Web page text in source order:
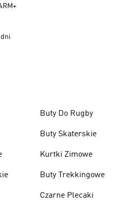
dni
Buty Do Rugby
Buty Skaterskie
Kurtki Zimowe
Buty Trekkingowe
Czarne Plecaki